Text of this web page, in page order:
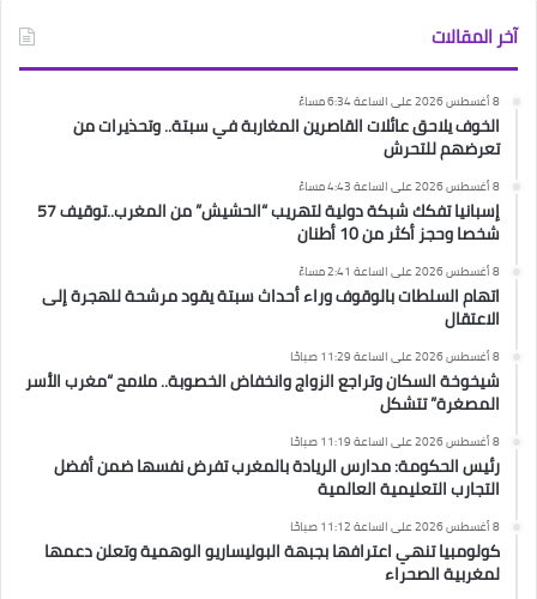
آخر المقالات
8 أغسطس 2026 على الساعة 6:34 مساءً
الخوف يلاحق عائلات القاصرين المغاربة في سبتة.. وتحذيرات من
تعرضهم للتحرش
8 أغسطس 2026 على الساعة 4:43 مساءً
إسبانيا تفكك شبكة دولية لتهريب “الحشيش” من المغرب..توقيف 57
شخصا وحجز أكثر من 10 أطنان
8 أغسطس 2026 على الساعة 2:41 مساءً
اتهام السلطات بالوقوف وراء أحداث سبتة يقود مرشحة للهجرة إلى
الاعتقال
8 أغسطس 2026 على الساعة 11:29 صباحًا
شيخوخة السكان وتراجع الزواج وانخفاض الخصوبة.. ملامح “مغرب الأسر
المصغرة” تتشكل
8 أغسطس 2026 على الساعة 11:19 صباحًا
رئيس الحكومة: مدارس الريادة بالمغرب تفرض نفسها ضمن أفضل
التجارب التعليمية العالمية
8 أغسطس 2026 على الساعة 11:12 صباحًا
كولومبيا تنهي اعترافها بجبهة البوليساريو الوهمية وتعلن دعمها
لمغربية الصحراء